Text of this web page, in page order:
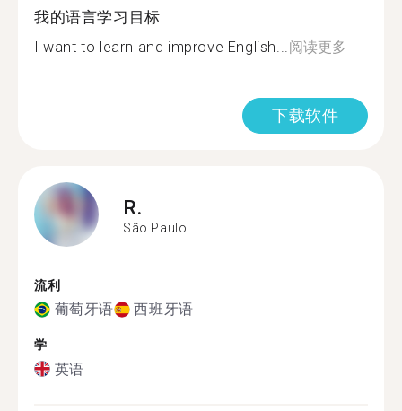
我的语言学习目标
I want to learn and improve English... 阅读更多
下载软件
R.
São Paulo
流利
葡萄牙语 西班牙语
学
英语